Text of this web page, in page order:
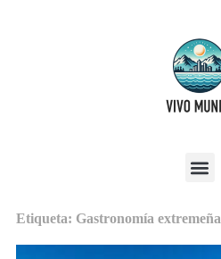
Etiqueta: Gastronomía extremeña